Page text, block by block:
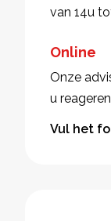
van 14u
Online
Onze
u
Vul het